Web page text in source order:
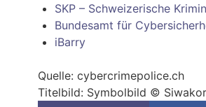
SKP – Schweizerische
Bundesamt für
iBarry
Quelle: cybercrimepolice.ch
Titelbild: Symbolbild ©